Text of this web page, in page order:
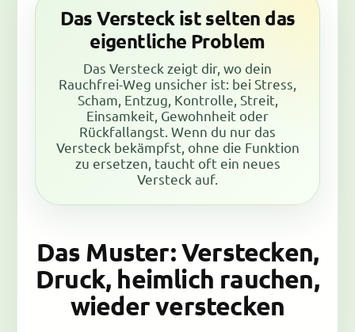
Das Versteck ist selten das
eigentliche Problem
Das Versteck zeigt dir, wo dein
Rauchfrei-Weg unsicher ist: bei Stress,
Scham, Entzug, Kontrolle, Streit,
Einsamkeit, Gewohnheit oder
Rückfallangst. Wenn du nur das
Versteck bekämpfst, ohne die Funktion
zu ersetzen, taucht oft ein neues
Versteck auf.
Das Muster: Verstecken,
Druck, heimlich rauchen,
wieder verstecken